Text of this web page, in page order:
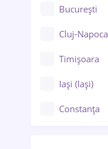
București
Cluj-Napoca
Timișoara
Iași (Iași)
Constanța